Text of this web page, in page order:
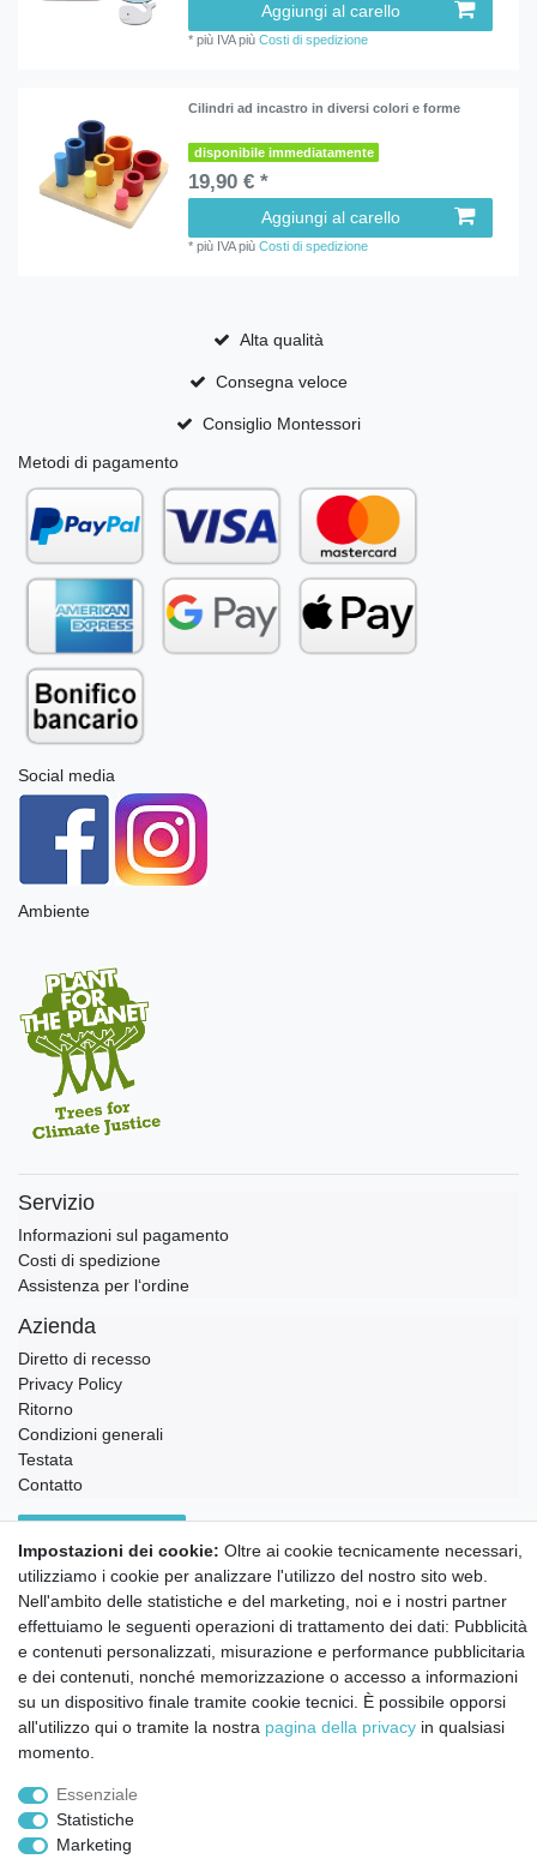
Aggiungi al carello
*più IVApiùCosti di spedizione
Cilindri ad incastro in diversi colori e forme
disponibile immediatamente
19,90 € *
Aggiungi al carello
*più IVApiùCosti di spedizione
Alta qualità
Consegna veloce
Consiglio Montessori
Metodi di pagamento
Social media
Ambiente
Servizio
Informazioni sul pagamento
Costi di spedizione
Assistenza per l‘ordine
Azienda
Diretto di recesso
Privacy Policy
Ritorno
Condizioni generali
Testata
Contatto
Notizie sui materiali Montessori e sull'educazione
Montessori.
Informazioni settimanali gratuite
. Il mio accordo può essere revocato
in qualsiasi momento.
Impostazioni dei cookie: Oltre ai cookie tecnicamente necessari,
utilizziamo i cookie per analizzare l'utilizzo del nostro sito web.
Nell'ambito delle statistiche e del marketing, noi e i nostri partner
effettuiamo le seguenti operazioni di trattamento dei dati: Pubblicità
e contenuti personalizzati, misurazione e performance pubblicitaria
e dei contenuti, nonché memorizzazione o accesso a informazioni
su un dispositivo finale tramite cookie tecnici. È possibile opporsi
all'utilizzo qui o tramite la nostra pagina della privacy in qualsiasi
momento.
Essenziale
Statistiche
Marketing